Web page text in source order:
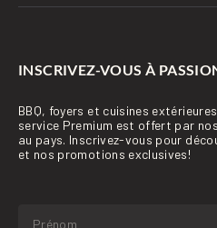
INSCRIVEZ-VOUS À
BBQ, foyers et cuisines
service Premium est offert par
au pays. Inscrivez-vous pour
et nos promotions exclusives!